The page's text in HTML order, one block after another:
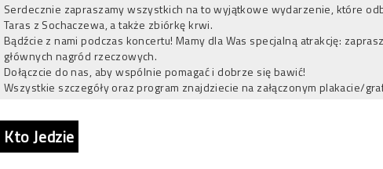
Serdecznie zapraszamy wszystkich na to wyjątkowe wydarzenie, które
Taras z Sochaczewa, a także zbiórkę krwi.
Bądźcie z nami podczas koncertu! Mamy dla Was specjalną atrakcję:
głównych nagród rzeczowych.
Dołączcie do nas, aby wspólnie pomagać i dobrze się bawić!
Wszystkie szczegóły oraz program znajdziecie na załączonym plakacie/
Kto Jedzie